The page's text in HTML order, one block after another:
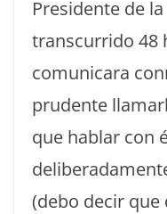
Presidente de
transcurrido 48
comunicara
prudente
que hablar con
(debo decir que